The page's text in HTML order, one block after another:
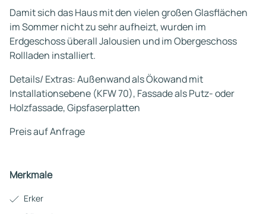
Damit sich das Haus mit den vielen großen Glasflächen
im Sommer nicht zu sehr aufheizt, wurden im
Erdgeschoss überall Jalousien und im Obergeschoss
Rollladen installiert.
Details/ Extras: Außenwand als Ökowand mit
Installationsebene (KFW 70), Fassade als Putz- oder
Holzfassade, Gipsfaserplatten
Preis auf Anfrage
Merkmale
Erker